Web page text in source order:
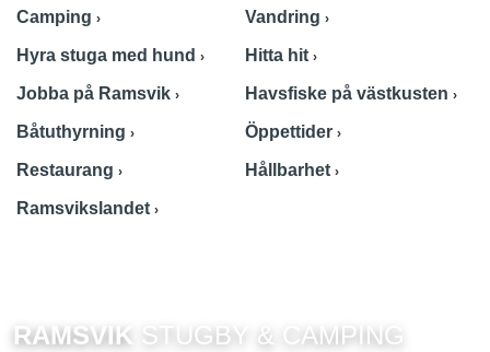
Camping Vandring
Hyra stuga med hund Hitta hit
Jobba på Ramsvik Havsfiske på västkusten
Båtuthyrning Öppettider
Restaurang Hållbarhet
Ramsvikslandet
RAMSVIK STUGBY & CAMPING